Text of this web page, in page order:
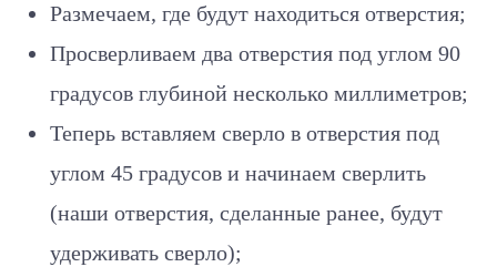
Размечаем, где будут находиться отверстия;
Просверливаем два отверстия под углом 90
градусов глубиной несколько миллиметров;
Теперь вставляем сверло в отверстия под
углом 45 градусов и начинаем сверлить
(наши отверстия, сделанные ранее, будут
удерживать сверло);